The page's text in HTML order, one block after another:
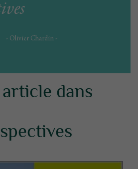
- Olivier Chardin -
dans